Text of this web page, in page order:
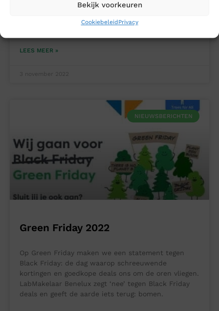
Bekijk voorkeuren
Cookiebeleid Privacy
In 2023 bestaat LabMakelaar Benelux 20 jaar! Om
nemen, sluiten wij dit jaar af met 20% korting.
LEES MEER »
3 november 2022
NIEUWSBERICHTEN
Green Friday 2022
Op Green Friday maken we een statement tegen
Black Friday: de dag waarop schreeuwende
kortingen en goedkope deals ons om de oren vliegen.
LabMakelaar Benelux zegt ‘nee’ tegen Black Friday
deals en geeft de aarde iets terug: bomen.